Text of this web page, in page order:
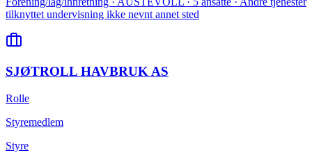
tilknyttet undervisning ikke nevnt annet sted
SJØTROLL HAVBRUK AS
Rolle
Styremedlem
Styre